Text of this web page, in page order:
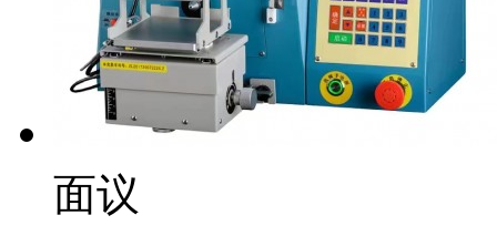
面议